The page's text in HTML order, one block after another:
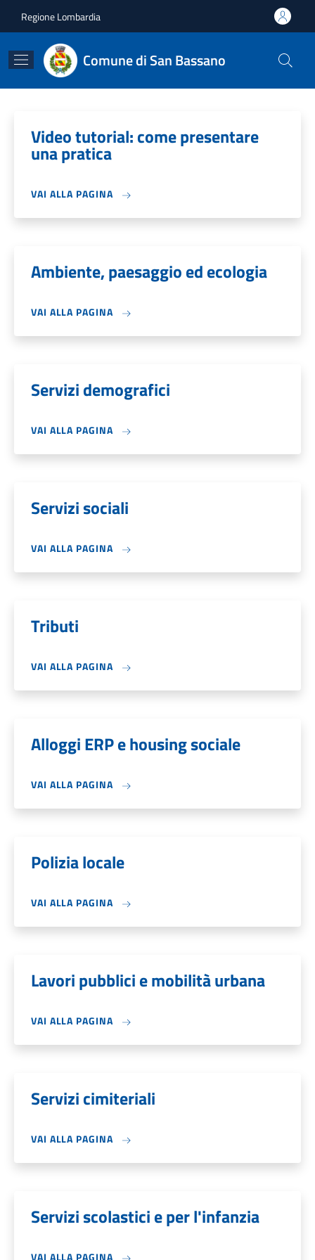
Regione Lombardia
Comune di San Bassano
Video tutorial: come presentare
una pratica
VAI ALLA PAGINA
Ambiente, paesaggio ed ecologia
VAI ALLA PAGINA
Servizi demografici
VAI ALLA PAGINA
Servizi sociali
VAI ALLA PAGINA
Tributi
VAI ALLA PAGINA
Alloggi ERP e housing sociale
VAI ALLA PAGINA
Polizia locale
VAI ALLA PAGINA
Lavori pubblici e mobilità urbana
VAI ALLA PAGINA
Servizi cimiteriali
VAI ALLA PAGINA
Servizi scolastici e per l'infanzia
VAI ALLA PAGINA